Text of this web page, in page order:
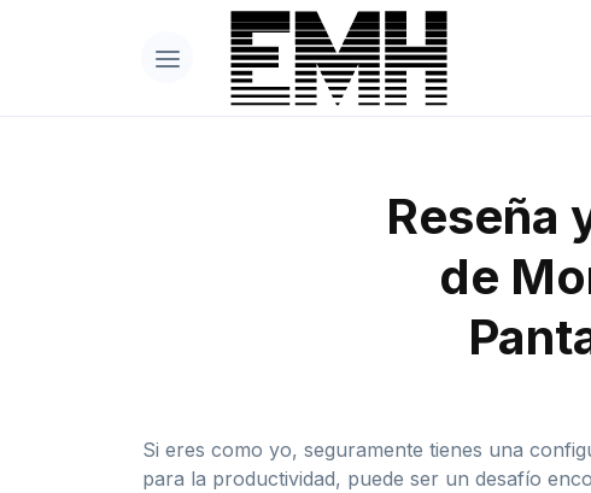
Reseña
de
Si eres como yo, seguramente tienes una
para la productividad, puede ser un desafío